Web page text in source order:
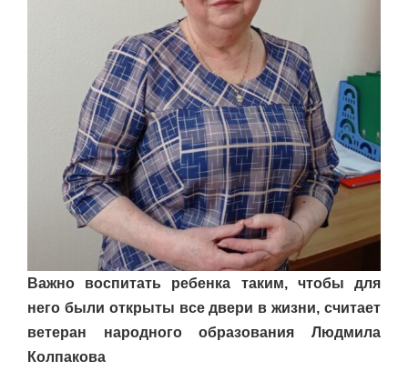
Важно воспитать ребенка таким, чтобы для
него были открыты все двери в жизни, считает
ветеран народного образования Людмила
Колпакова